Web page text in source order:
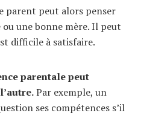
parent peut alors penser
ou une bonne mère. Il peut
difficile à satisfaire.
parentale peut
Par exemple, un
ses compétences s’il